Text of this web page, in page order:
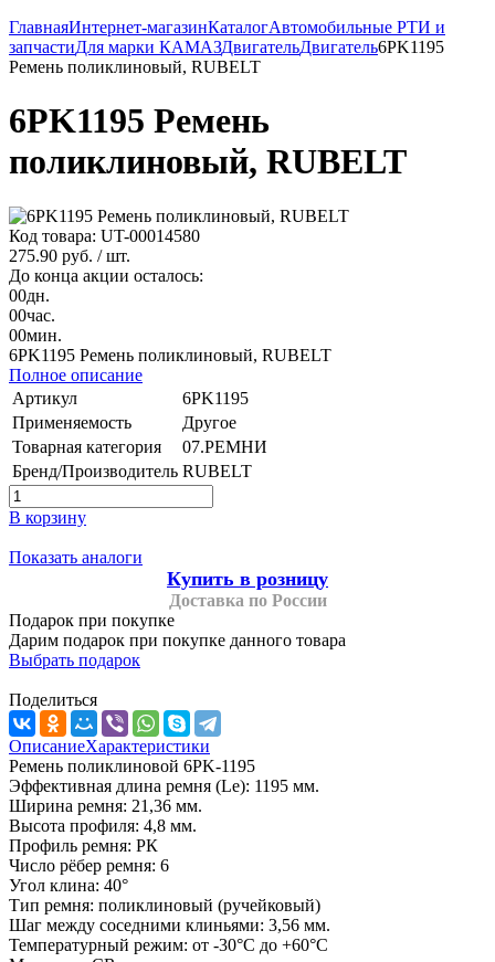
ГлавнаяИнтернет-магазинКаталогАвтомобильные РТИ и
запчастиДля марки КАМАЗДвигательДвигатель6PK1195
Ремень поликлиновый, RUBELT
6PK1195 Ремень
поликлиновый, RUBELT
Код товара: UT-00014580
275.90 руб. / шт.
До конца акции осталось:
00дн.
00час.
00мин.
6PK1195 Ремень поликлиновый, RUBELT
Полное описание
Артикул
6PK1195
Применяемость
Другое
Товарная категория
07.РЕМНИ
Бренд/Производитель RUBELT
В корзину
Показать аналоги
Купить в розницу
Доставка по России
Подарок при покупке
Дарим подарок при покупке данного товара
Выбрать подарок
Поделиться
ОписаниеХарактеристики
Ремень поликлиновой 6PK-1195
Эффективная длина ремня (Le): 1195 мм.
Ширина ремня: 21,36 мм.
Высота профиля: 4,8 мм.
Профиль ремня: РК
Число рёбер ремня: 6
Угол клина: 40°
Тип ремня: поликлиновый (ручейковый)
Шаг между соседними клиньями: 3,56 мм.
Температурный режим: от -30°C до +60°C